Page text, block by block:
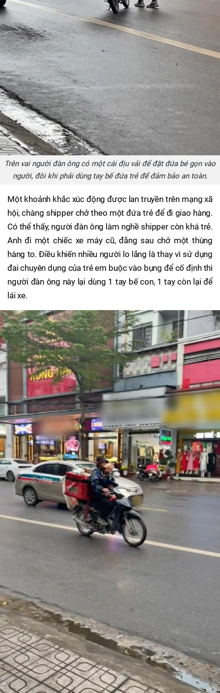
Trên vai người đàn ông có một cái địu vải để đặt đứa bé gọn vào
người, đôi khi phải dùng tay bế đứa trẻ để đảm bảo an toàn.
Một khoảnh khắc xúc động được lan truyền trên mạng xã
hội, chàng shipper chở theo một đứa trẻ để đi giao hàng.
Có thể thấy, người đàn ông làm nghề shipper còn khá trẻ.
Anh đi một chiếc xe máy cũ, đằng sau chở một thùng
hàng to. Điều khiến nhiều người lo lắng là thay vì sử dụng
đai chuyên dụng của trẻ em buộc vào bụng để cố định thì
người đàn ông này lại dùng 1 tay bế con, 1 tay còn lại để
lái xe.